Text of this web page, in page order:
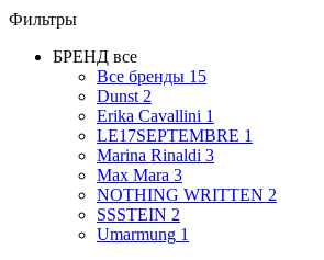
Фильтры
БРЕНД все
Все бренды 15
Dunst 2
Erika Cavallini 1
LE17SEPTEMBRE 1
Marina Rinaldi 3
Max Mara 3
NOTHING WRITTEN 2
SSSTEIN 2
Umarmung 1